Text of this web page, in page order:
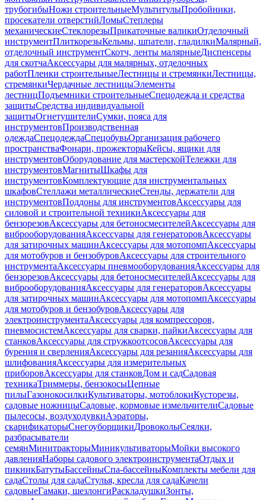
трубогибыНожи строительныеМультитулыПробойники,
просекатели отверстийЛомыСтеплеры
механическиеСтеклорезыПрикаточные валикиОтделочный
инструментПлиткорезыКельмы, шпатели, гладилкиМалярный,
отделочный инструментСкотч, ленты малярныеДиспенсеры
для скотчаАксессуары для малярных, отделочных
работПленки строительныеЛестницы и стремянкиЛестницы,
стремянкиЧердачные лестницыЭлементы
лестницПодъемники строительныеСпецодежда и средства
защитыСредства индивидуальной
защитыОгнетушителиСумки, пояса для
инструментовПроизводственная
одеждаСпецодеждаСпецобувьОрганизация рабочего
пространстваФонари, прожекторыКейсы, ящики для
инструментовОборудование для мастерскойТележки для
инструментовМагнитыШкафы для
инструментовКомплектующие для инструментальных
шкафовСтеллажи металлическиеСтенды, держатели для
инструментовПоддоны для инструментовАксессуары для
силовой и строительной техникиАксессуары для
бензорезовАксессуары для бетоносмесителейАксессуары для
виброоборудованияАксессуары для генераторовАксессуары
для затирочных машинАксессуары для мотопомпАксессуары
для мотобуров и бензобуровАксессуары для строительного
инструментаАксессуары пневмооборудованияАксессуары для
бензорезовАксессуары для бетоносмесителейАксессуары для
виброоборудованияАксессуары для генераторовАксессуары
для затирочных машинАксессуары для мотопомпАксессуары
для мотобуров и бензобуровАксессуары для
электроинструментаАксессуары для компрессоров,
пневмосистемАксессуары для сварки, пайкиАксессуары для
станковАксессуары для стружкоотсосовАксессуары для
бурения и сверленияАксессуары для резанияАксессуары для
шлифованияАксессуары для измерительных
приборовАксессуары для станковДом и садСадовая
техникаТриммеры, бензокосыЦепные
пилыГазонокосилкиКультиваторы, мотоблокиКусторезы,
садовые ножницыСадовые, кормовые измельчителиСадовые
пылесосы, воздуходувкиАэраторы,
скарификаторыСнегоуборщикиДровоколыСеялки,
разбрасыватели
семянМинитракторыМиникультиваторыМойки высокого
давленияНаборы садового электроинструментаОтдых и
пикникБатутыБассейныСпа-бассейныКомплекты мебели для
садаСтолы для садаСтулья, кресла для садаКачели
садовыеГамаки, шезлонгиРаскладушкиЗонты,